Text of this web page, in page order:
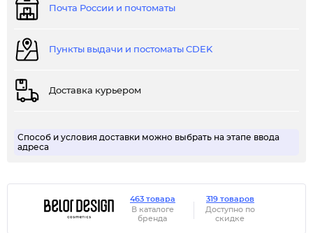
Почта России и почтоматы
Пункты выдачи и постоматы CDEK
Доставка курьером
Способ и условия доставки можно выбрать на этапе ввода
адреса
463 товара
В каталоге
бренда
319 товаров
Доступно по
скидке